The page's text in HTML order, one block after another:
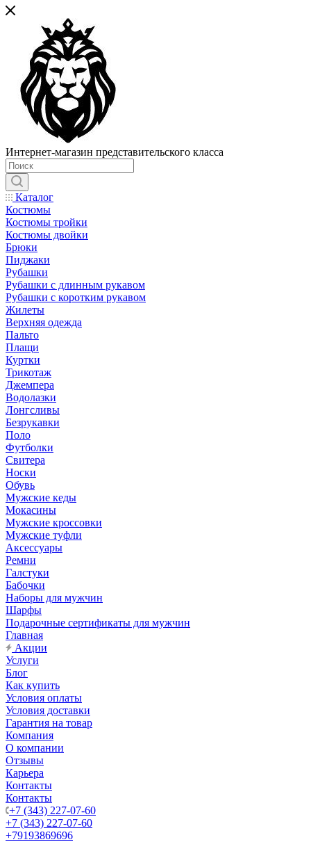
Интернет-магазин представительского класса
Каталог
Костюмы
Костюмы тройки
Костюмы двойки
Брюки
Пиджаки
Рубашки
Рубашки с длинным рукавом
Рубашки с коротким рукавом
Жилеты
Верхняя одежда
Пальто
Плащи
Куртки
Трикотаж
Джемпера
Водолазки
Лонгсливы
Безрукавки
Поло
Футболки
Свитера
Носки
Обувь
Мужские кеды
Мокасины
Мужские кроссовки
Мужские туфли
Аксессуары
Ремни
Галстуки
Бабочки
Наборы для мужчин
Шарфы
Подарочные сертификаты для мужчин
Главная
Акции
Услуги
Блог
Как купить
Условия оплаты
Условия доставки
Гарантия на товар
Компания
О компании
Отзывы
Карьера
Контакты
Контакты
+7 (343) 227-07-60
+7 (343) 227-07-60
+79193869696